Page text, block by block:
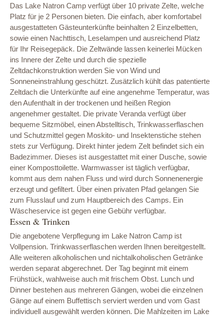
Das Lake Natron Camp verfügt über 10 private Zelte, welche
Platz für je 2 Personen bieten. Die einfach, aber komfortabel
ausgestatteten Gästeunterkünfte beinhalten 2 Einzelbetten,
sowie einen Nachttisch, Leselampen und ausreichend Platz
für Ihr Reisegepäck. Die Zeltwände lassen keinerlei Mücken
ins Innere der Zelte und durch die spezielle
Zeltdachkonstruktion werden Sie von Wind und
Sonneneinstrahlung geschützt. Zusätzlich kühlt das patentierte
Zeltdach die Unterkünfte auf eine angenehme Temperatur, was
den Aufenthalt in der trockenen und heißen Region
angenehmer gestaltet. Die private Veranda verfügt über
bequeme Sitzmöbel, einen Abstelltisch, Trinkwasserflaschen
und Schutzmittel gegen Moskito- und Insektenstiche stehen
stets zur Verfügung. Direkt hinter jedem Zelt befindet sich ein
Badezimmer. Dieses ist ausgestattet mit einer Dusche, sowie
einer Komposttoilette. Warmwasser ist täglich verfügbar,
kommt aus dem nahen Fluss und wird durch Sonnenenergie
erzeugt und gefiltert. Über einen privaten Pfad gelangen Sie
zum Flusslauf und zum Hauptbereich des Camps. Ein
Wäscheservice ist gegen eine Gebühr verfügbar.
Essen & Trinken
Die angebotene Verpflegung im Lake Natron Camp ist
Vollpension. Trinkwasserflaschen werden Ihnen bereitgestellt.
Alle weiteren alkoholischen und nichtalkoholischen Getränke
werden separat abgerechnet. Der Tag beginnt mit einem
Frühstück, wahlweise auch mit frischem Obst. Lunch und
Dinner bestehen aus mehreren Gängen, wobei die einzelnen
Gänge auf einem Buffettisch serviert werden und vom Gast
individuell ausgewählt werden können. Die Mahlzeiten im Lake